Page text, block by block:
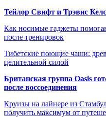
Тейлор Свифт и Трэвис
Как носимые гаджеты
после тренировок
Тибетские поющие чаши:
целительной силой
Британская группа Oasis
после воссоединения
Круизы на лайнере из
получить максимум от